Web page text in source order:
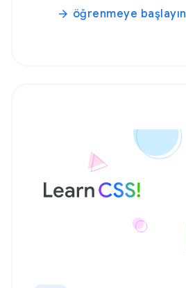
arrow_forward öğrenmeye başlayın